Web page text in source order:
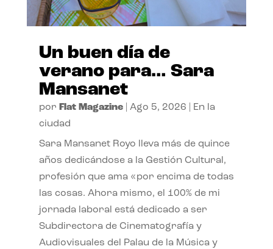
Un buen día de
verano para… Sara
Mansanet
por Flat Magazine| Ago 5, 2026
En la
ciudad
Sara Mansanet Royo lleva más de quince
años dedicándose a la Gestión Cultural,
profesión que ama «por encima de todas
las cosas. Ahora mismo, el 100% de mi
jornada laboral está dedicado a ser
Subdirectora de Cinematografía y
Audiovisuales del Palau de la Música y